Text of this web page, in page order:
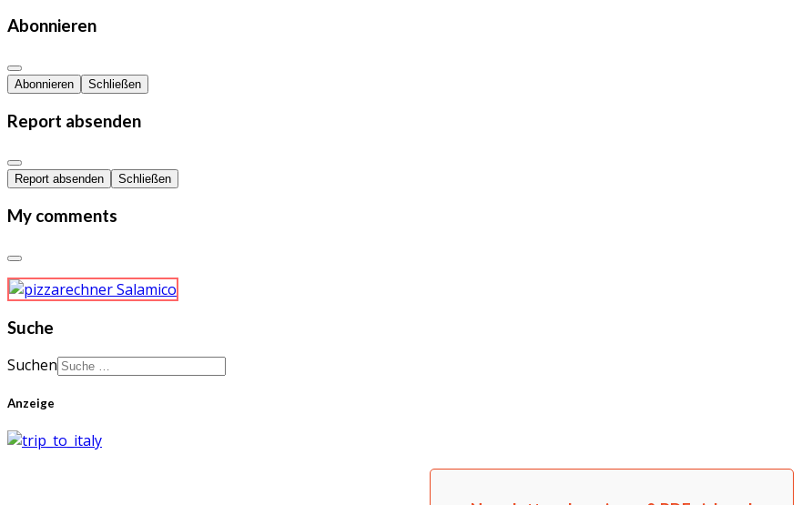
Abonnieren
Abonnieren Schließen
Report absenden
Report absenden Schließen
My comments
Suche
Suchen
Anzeige